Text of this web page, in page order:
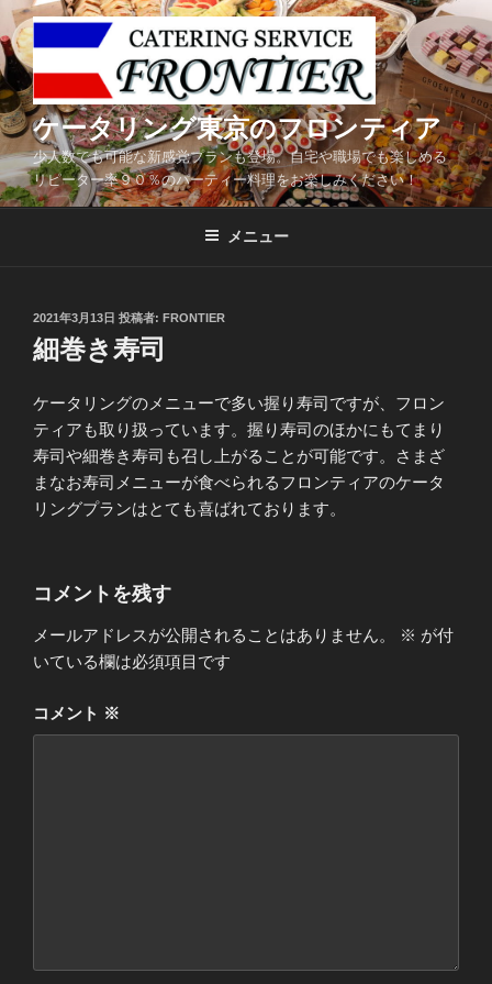
コ
ン
テ
ン
ツ
へ
キ
ケータリング東京のフロンティア
少人数でも可能な新感覚プランも登場。自宅や職場でも楽しめる
リピーター率９０％のパーティー料理をお楽しみください！
メニュー
投
稿
日:
2021年3月13日 投稿者: FRONTIER
細巻き寿司
ケータリングのメニューで多い握り寿司ですが、フロン
ティアも取り扱っています。握り寿司のほかにもてまり
寿司や細巻き寿司も召し上がることが可能です。さまざ
まなお寿司メニューが食べられるフロンティアのケータ
リングプランはとても喜ばれております。
コメントを残す
メールアドレスが公開されることはありません。 ※ が付
いている欄は必須項目です
コメント ※